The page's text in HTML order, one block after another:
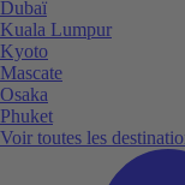
Dubaï
Kuala Lumpur
Kyoto
Mascate
Osaka
Phuket
Voir toutes les